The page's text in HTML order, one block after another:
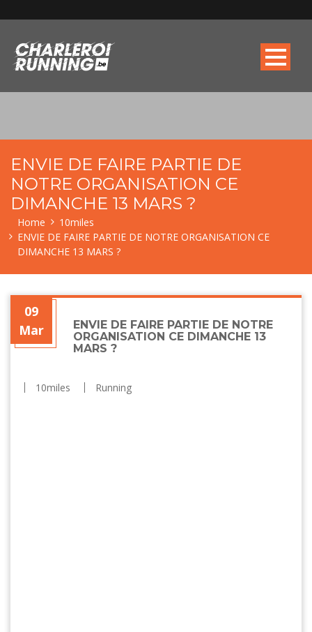
ENVIE DE FAIRE PARTIE DE
NOTRE ORGANISATION CE
DIMANCHE 13 MARS ?
Home
10miles
ENVIE DE FAIRE PARTIE DE NOTRE ORGANISATION CE
DIMANCHE 13 MARS ?
09
Mar
ENVIE DE FAIRE PARTIE DE NOTRE
ORGANISATION CE DIMANCHE 13
MARS ?
10miles Running